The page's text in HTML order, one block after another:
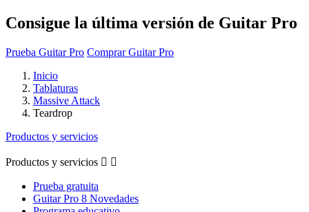
Consigue la última versión de Guitar Pro
Prueba Guitar Pro Comprar Guitar Pro
Inicio
Tablaturas
Massive Attack
Teardrop
Productos y servicios
Productos y servicios  
Prueba gratuita
Guitar Pro 8 Novedades